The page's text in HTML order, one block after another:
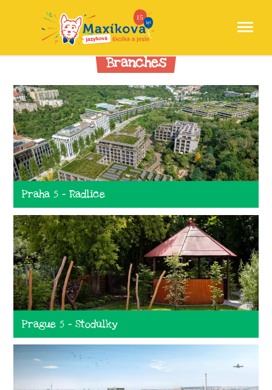
Branches
Praha 5 - Radlice
Prague 5 - Stodůlky